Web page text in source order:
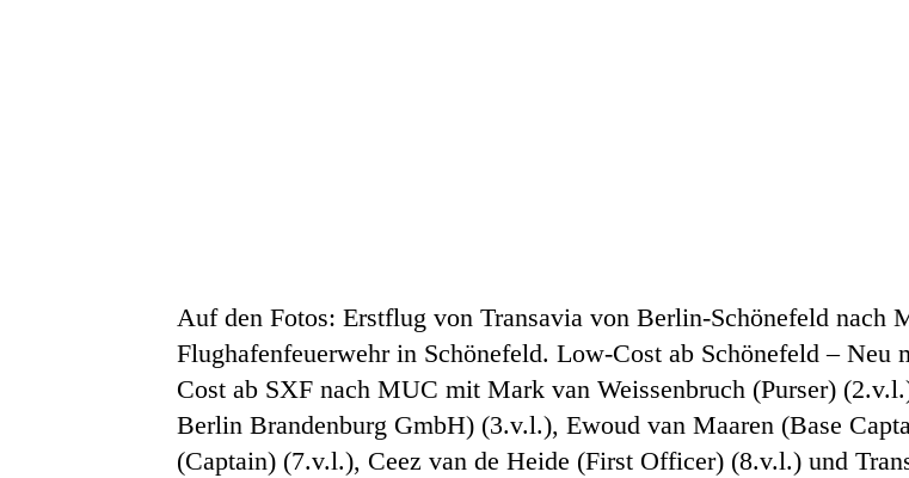
Auf den Fotos: Erstflug von Transavia von Berlin-Schönefeld nach
Flughafenfeuerwehr in Schönefeld. Low-Cost ab Schönefeld –
Cost ab SXF nach MUC mit Mark van Weissenbruch (Purser)
Berlin Brandenburg GmbH) (3.v.l.), Ewoud van Maaren (Base
(Captain) (7.v.l.), Ceez van de Heide (First Officer) (8.v.l.) und